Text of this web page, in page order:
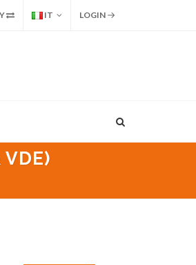
IT LOGIN